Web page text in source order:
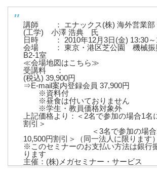
講師 ： エナックス(株) 海外営業
(工学) 小澤 浩典 氏
日時 ： 2010年12月3日(金) 13:30～
会場 ： 東京・港区芝公園 機械振
B2-1室
≪会場地図はこちら≫
受講料 ：
(税込) 39,900円
⇒E-mail案内登録会員 37,900円
※資料付
※昼食は付いておりません
※学生・教員価格対象外
上記価格より：＜2名で参加の場合1名
割引＞
＜3名で参加の場合1名
10,500円割引＞（同一法人に限ります）
※このセミナーのお支払い方法は銀行
ります
主催：(株)メガセミナー・サービス